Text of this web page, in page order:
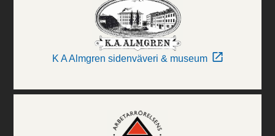
K A Almgren sidenväveri & museum